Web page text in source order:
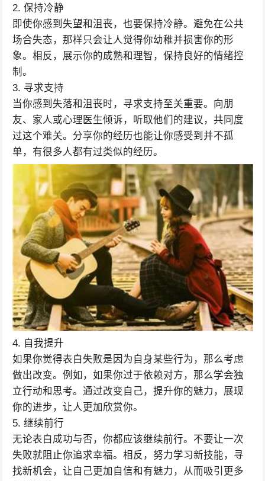
2. 保持冷静
即使你感到失望和沮丧，也要保持冷静。避免在公共
场合失态，那样只会让人觉得你幼稚并损害你的形
象。相反，展示你的成熟和理智，保持良好的情绪控
制。
3. 寻求支持
当你感到失落和沮丧时，寻求支持至关重要。向朋
友、家人或心理医生倾诉，听取他们的建议，共同度
过这个难关。分享你的经历也能让你感受到并不孤
单，有很多人都有过类似的经历。
4. 自我提升
如果你觉得表白失败是因为自身某些行为，那么考虑
做出改变。例如，如果你过于依赖对方，那么学会独
立行动和思考。通过改变自己，提升你的魅力，展现
你的进步，让人更加欣赏你。
5. 继续前行
无论表白成功与否，你都应该继续前行。不要让一次
失败就阻止你追求幸福。相反，努力学习新技能，寻
找新机会，让自己更加自信和有魅力，从而吸引更多